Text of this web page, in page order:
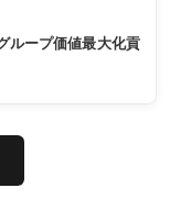
ループ価値最大化貢